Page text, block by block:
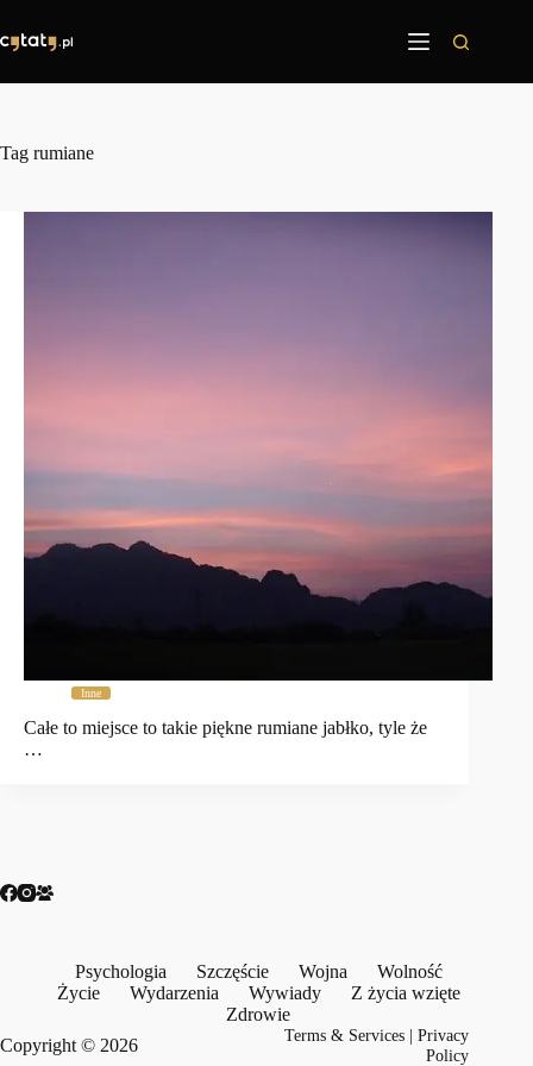
treści
Tag rumiane
Inne
Całe to miejsce to takie piękne rumiane jabłko, tyle że
…
Psychologia Szczęście Wojna
Wolność
Życie
Wydarzenia Wywiady
Z życia wzięte
Zdrowie
Copyright © 2026
Terms & Services |Privacy
Policy